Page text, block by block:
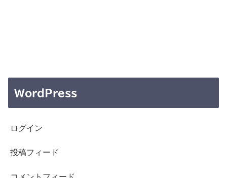
WordPress
ログイン
投稿フィード